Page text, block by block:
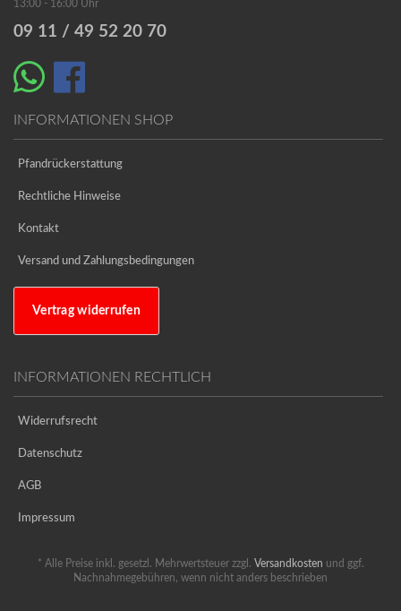
13:00 - 16:00 Uhr
09 11 / 49 52 20 70
INFORMATIONEN SHOP
Pfandrückerstattung
Rechtliche Hinweise
Kontakt
Versand und Zahlungsbedingungen
Vertrag widerrufen
INFORMATIONEN RECHTLICH
Widerrufsrecht
Datenschutz
AGB
Impressum
* Alle Preise inkl. gesetzl. Mehrwertsteuer zzgl. Versandkosten und ggf.
Nachnahmegebühren, wenn nicht anders beschrieben